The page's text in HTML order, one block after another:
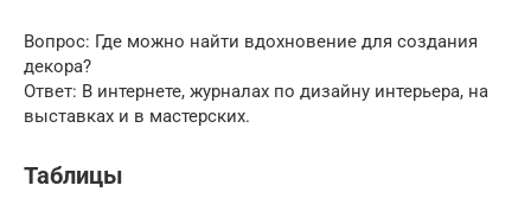
Вопрос: Где можно найти вдохновение для создания
декора?
Ответ: В интернете, журналах по дизайну интерьера, на
выставках и в мастерских.
Таблицы